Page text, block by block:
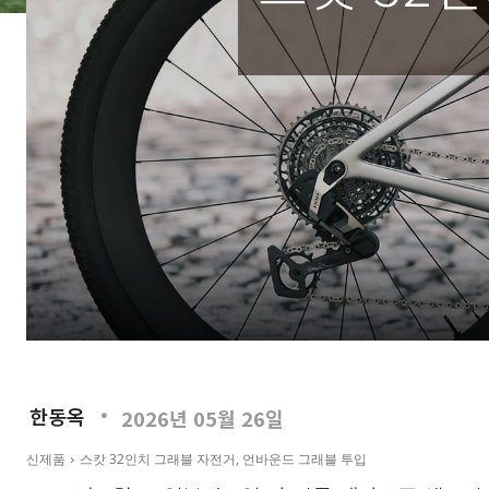
한동옥 2026년 05월 26일
신제품 스캇 32인치 그래블 자전거, 언바운드 그래블 투입